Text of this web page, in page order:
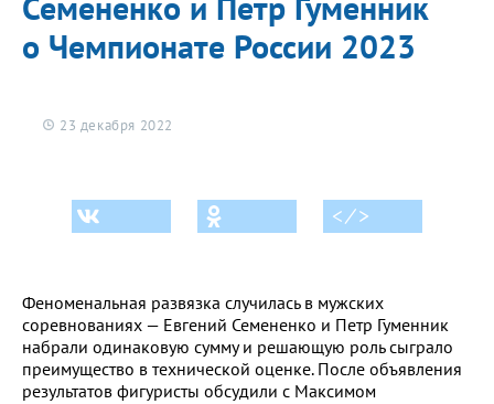
о Чемпионате России 2023
23 декабря 2022
< ⁄ >
Феноменальная развязка случилась в мужских
соревнованиях — Евгений Семененко и Петр Гуменник
набрали одинаковую сумму и решающую роль сыграло
преимущество в технической оценке. После объявления
результатов фигуристы обсудили с Максимом